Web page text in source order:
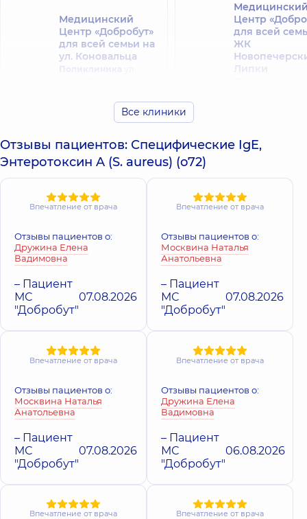
Медицинский
Центр «Добробут»
для всей семьи на
ул. Коновальца
Поликлиника
Центр
для всей
ЖК
Липки
Медицинский
Центр «Добробут»
для всей семьи на
Поликлиника
Энтузиастов 1/2, г. Киев
Центр
Владимира
(Героев
Медицинский
Центр «Добробут»
для всей семьи на
Святошино
Поликлиника ул.
Святошинская, 3-Б, г.
Позняках
Поликлиника
Все клиники
Отзывы пациентов: Специфические IgE,
Энтеротоксин A (S. aureus) (o72)
Впечатление от врача
Отзывы пациентов о:
Дружина Елена
Вадимовна
– Пациент
МС
"Добробут"
07.08.2026
Впечатление от врача
Отзывы пациентов о:
Москвина Наталья
Анатольевна
– Пациент
МС
"Добробут"
07.08.2026
Впечатление от врача
Отзывы пациентов о:
Москвина Наталья
Анатольевна
– Пациент
МС
"Добробут"
07.08.2026
Впечатление от врача
Отзывы пациентов о:
Дружина Елена
Вадимовна
– Пациент
МС
"Добробут"
06.08.2026
Впечатление от врача Впечатление от врача